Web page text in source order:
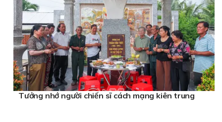
Tưởng nhớ người chiến sĩ cách mạng kiên trung